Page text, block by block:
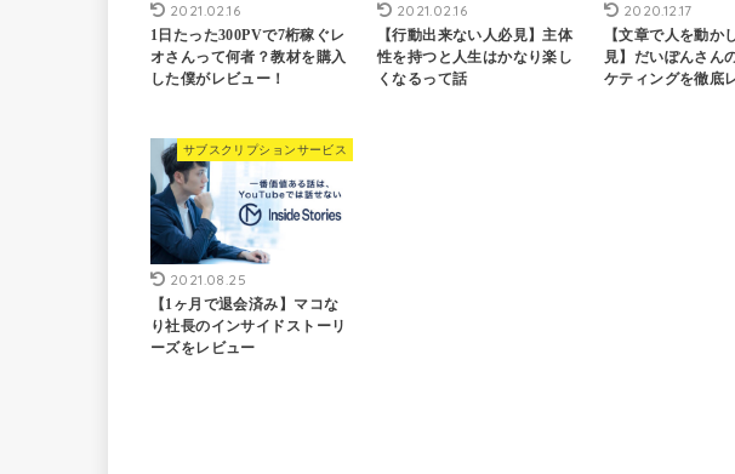
2021.02.16
1日たった300PVで7桁稼ぐレ
オさんって何者？教材を購入
した僕がレビュー！
2021.02.16
【行動出来ない人必見】主体
性を持つと人生はかなり楽し
くなるって話
2020.12.17
【文章で人を動か
見】だいぽんさん
ケティングを徹底
サブスクリプションサービス
2021.08.25
【1ヶ月で退会済み】マコな
り社長のインサイドストーリ
ーズをレビュー